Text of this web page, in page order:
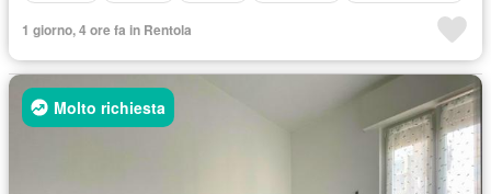
1 giorno, 4 ore fa in Rentola
Molto richiesta